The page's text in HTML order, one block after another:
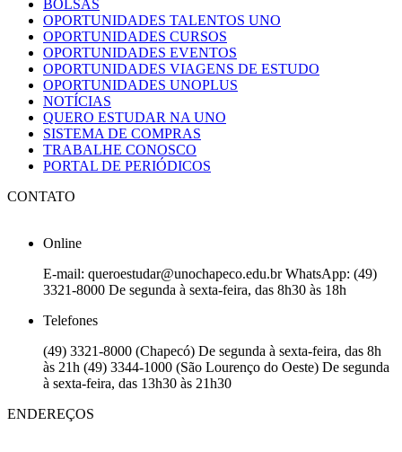
BOLSAS
OPORTUNIDADES TALENTOS UNO
OPORTUNIDADES CURSOS
OPORTUNIDADES EVENTOS
OPORTUNIDADES VIAGENS DE ESTUDO
OPORTUNIDADES UNOPLUS
NOTÍCIAS
QUERO ESTUDAR NA UNO
SISTEMA DE COMPRAS
TRABALHE CONOSCO
PORTAL DE PERIÓDICOS
CONTATO
Online
E-mail: queroestudar@unochapeco.edu.br WhatsApp: (49)
3321-8000 De segunda à sexta-feira, das 8h30 às 18h
Telefones
(49) 3321-8000 (Chapecó) De segunda à sexta-feira, das 8h
às 21h (49) 3344-1000 (São Lourenço do Oeste) De segunda
à sexta-feira, das 13h30 às 21h30
ENDEREÇOS